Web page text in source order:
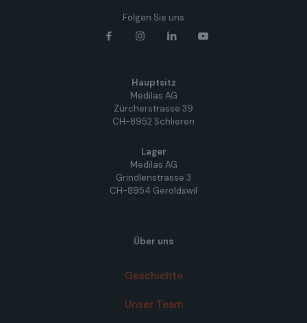
Folgen Sie uns
Hauptsitz
Medilas AG
Zürcherstrasse 39
CH-8952 Schlieren
Lager
Medilas AG
Grindlenstrasse 3
CH-8954 Geroldswil
Über uns
Geschichte
Unser Team